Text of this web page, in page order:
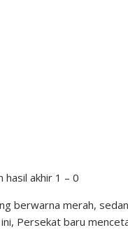
hasil akhir 1 – 0
berwarna merah,
Persekat baru